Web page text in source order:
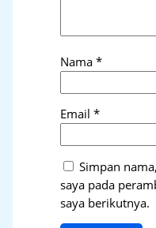
Nama*
Email*
Simpan
saya pada
saya berikutnya.